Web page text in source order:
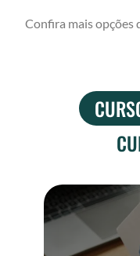
Confira mais opções